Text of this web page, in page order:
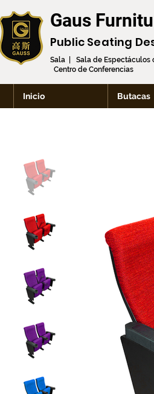
Gaus
Public Seating
Sala | Sala de
Centro de Conferencias
Inicio Butacas